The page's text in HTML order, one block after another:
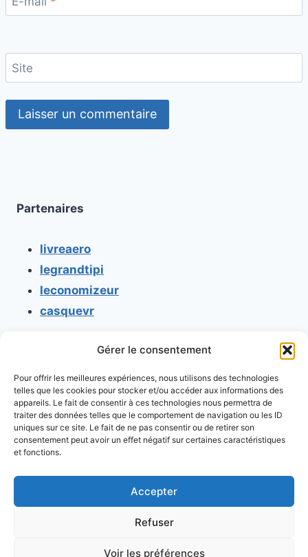
Gérer le consentement
Pour offrir les meilleures expériences, nous utilisons des technologies
telles que les cookies pour stocker et/ou accéder aux informations des
appareils. Le fait de consentir à ces technologies nous permettra de
traiter des données telles que le comportement de navigation ou les ID
uniques sur ce site. Le fait de ne pas consentir ou de retirer son
consentement peut avoir un effet négatif sur certaines caractéristiques
et fonctions.
Accepter
Refuser
Voir les préférences
Site
Partenaires
livreaero
legrandtipi
leconomizeur
casquevr
Mentions légales
Conditions générales d'utilisation
Conditions générales de vente
Politique de cookies
Politique de confidentialité